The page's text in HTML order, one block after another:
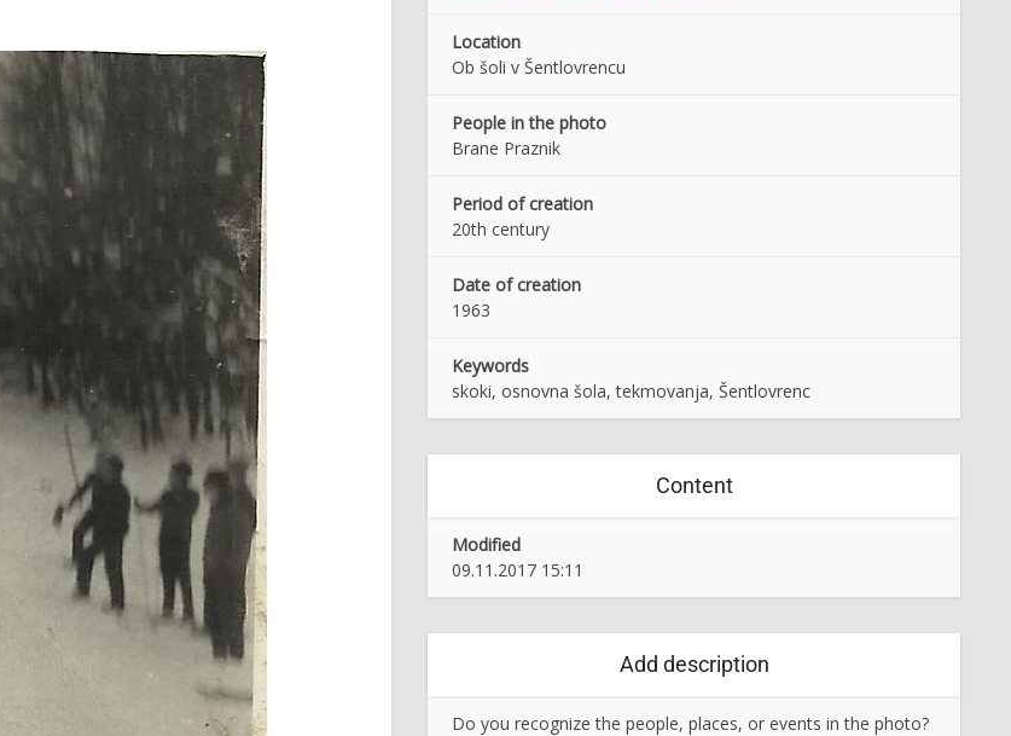
Location
Ob šoli v Šentlovrencu
People in the photo
Brane Praznik
Period of creation
20th century
Date of creation
1963
Keywords
skoki, osnovna šola, tekmovanja, Šentlovrenc
Content
Modified
09.11.2017 15:11
Add description
Do you recognize the people, places, or events in the photo?